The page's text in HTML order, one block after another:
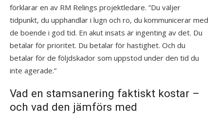
förklarar en av RM Relings projektledare. ”Du väljer
tidpunkt, du upphandlar i lugn och ro, du kommunicerar med
de boende i god tid. En akut insats är ingenting av det. Du
betalar för prioritet. Du betalar för hastighet. Och du
betalar för de följdskador som uppstod under den tid du
inte agerade.”
Vad en stamsanering faktiskt kostar –
och vad den jämförs med